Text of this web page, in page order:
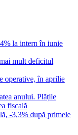
la intern în iunie
mult deficitul
operative, în aprilie
anului. Plățile
fiscală
-3,3% după primele